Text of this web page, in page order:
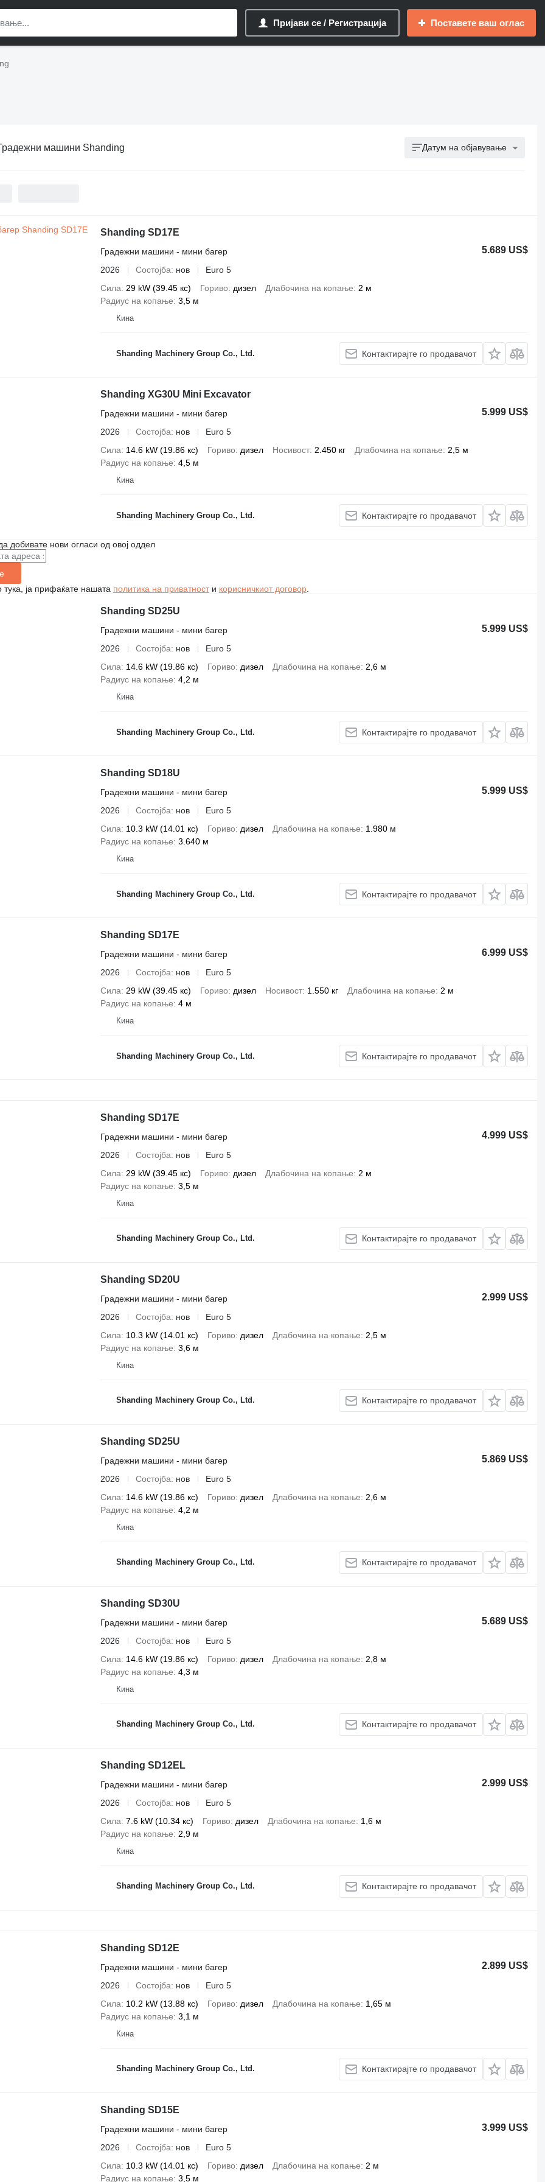
Пријави се / Регистрација Поставете ваш оглас
машини Shanding Датум на објавување
Shanding SD17E
5.689 US$
Градежни машини - мини багер
2026
Состојба нов
Euro 5
Сила
29 kW (39.45 кс) Гориво дизел Длабочина на копање
2 м
Радиус на копање 3,5 м
Кина
Shanding Machinery Group Co., Ltd. Контактирајте го продавачот
Shanding XG30U Mini Excavator
5.999 US$
Градежни машини - мини багер
2026
Состојба нов
Euro 5
Сила
14.6 kW (19.86 кс) Гориво дизел Носивост 2.450 кг Длабочина на копање
2,5 м
Радиус на копање 4,5 м
Кина
Shanding Machinery Group Co., Ltd. Контактирајте го продавачот
добивате нови огласи од овој оддел
ја прифаќате нашата политика на приватности корисничкиот договор.
Shanding SD25U
5.999 US$
Градежни машини - мини багер
2026
Состојба нов
Euro 5
Сила
14.6 kW (19.86 кс) Гориво дизел Длабочина на копање
2,6 м
Радиус на копање 4,2 м
Кина
Shanding Machinery Group Co., Ltd. Контактирајте го продавачот
Shanding SD18U
5.999 US$
Градежни машини - мини багер
2026
Состојба нов
Euro 5
Сила
10.3 kW (14.01 кс) Гориво дизел Длабочина на копање
1.980 м
Радиус на копање 3.640 м
Кина
Shanding Machinery Group Co., Ltd. Контактирајте го продавачот
Shanding SD17E
6.999 US$
Градежни машини - мини багер
2026
Состојба нов
Euro 5
Сила
29 kW (39.45 кс) Гориво дизел Носивост 1.550 кг Длабочина на копање
2 м
Радиус на копање 4 м
Кина
Shanding Machinery Group Co., Ltd. Контактирајте го продавачот
Shanding SD17E
4.999 US$
Градежни машини - мини багер
2026
Состојба нов
Euro 5
Сила
29 kW (39.45 кс) Гориво дизел Длабочина на копање
2 м
Радиус на копање 3,5 м
Кина
Shanding Machinery Group Co., Ltd. Контактирајте го продавачот
Shanding SD20U
2.999 US$
Градежни машини - мини багер
2026
Состојба нов
Euro 5
Сила
10.3 kW (14.01 кс) Гориво дизел Длабочина на копање
2,5 м
Радиус на копање 3,6 м
Кина
Shanding Machinery Group Co., Ltd. Контактирајте го продавачот
Shanding SD25U
5.869 US$
Градежни машини - мини багер
2026
Состојба нов
Euro 5
Сила
14.6 kW (19.86 кс) Гориво дизел Длабочина на копање
2,6 м
Радиус на копање 4,2 м
Кина
Shanding Machinery Group Co., Ltd. Контактирајте го продавачот
Shanding SD30U
5.689 US$
Градежни машини - мини багер
2026
Состојба нов
Euro 5
Сила
14.6 kW (19.86 кс) Гориво дизел Длабочина на копање
2,8 м
Радиус на копање 4,3 м
Кина
Shanding Machinery Group Co., Ltd. Контактирајте го продавачот
Shanding SD12EL
2.999 US$
Градежни машини - мини багер
2026
Состојба нов
Euro 5
Сила 7.6 kW (10.34 кс) Гориво дизел Длабочина на копање
1,6 м
Радиус на копање
2,9 м
Кина
Shanding Machinery Group Co., Ltd. Контактирајте го продавачот
Shanding SD12E
2.899 US$
Градежни машини - мини багер
2026
Состојба нов
Euro 5
Сила
10.2 kW (13.88 кс) Гориво дизел Длабочина на копање
1,65 м
Радиус на копање 3,1 м
Кина
Shanding Machinery Group Co., Ltd. Контактирајте го продавачот
Shanding SD15E
3.999 US$
Градежни машини - мини багер
2026
Состојба нов
Euro 5
Сила
10.3 kW (14.01 кс) Гориво дизел Длабочина на копање
2 м
Радиус на копање 3,5 м